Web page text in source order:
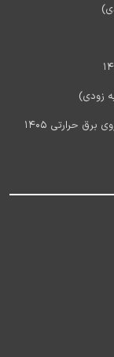
آخرین اخبار استخدام شرکت مادر تخصصی تولید نیروی برق حرارتی 1405